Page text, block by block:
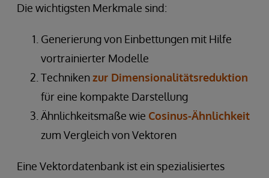
Die wichtigsten Merkmale sind:
Generierung von Einbettungen mit Hilfe
vortrainierter Modelle
Technikenzur Dimensionalitätsreduktion
für eine kompakte Darstellung
Ähnlichkeitsmaße wie Cosinus-Ähnlichkeit
zum Vergleich von Vektoren
Eine Vektordatenbank ist ein spezialisiertes